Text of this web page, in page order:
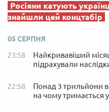
Росіяни катують
знайшли цей концтабір
05 СЕРПНЯ
23:58
Найкривавіший
підрахували
22:58
Понад 3 трильйони в
на чому тримається